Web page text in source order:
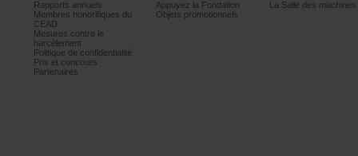
Rapportsannuels
Membreshonorifiquesdu
CEAD
Mesurescontrele
harcèlement
Politiquedeconfidentialité
Prixetconcours
Partenaires
AppuyezlaFondation
Objetspromotionnels